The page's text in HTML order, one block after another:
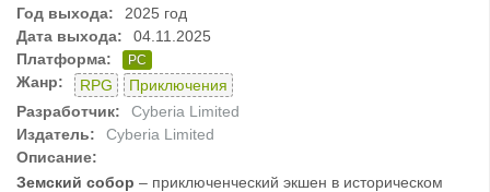
Год выхода:
2025 год
Дата выхода:
04.11.2025
Платформа:
PC
Жанр: RPG
Приключения
Разработчик:
Cyberia Limited
Издатель:
Cyberia Limited
Описание:
Земский собор – приключенческий экшен в историческом